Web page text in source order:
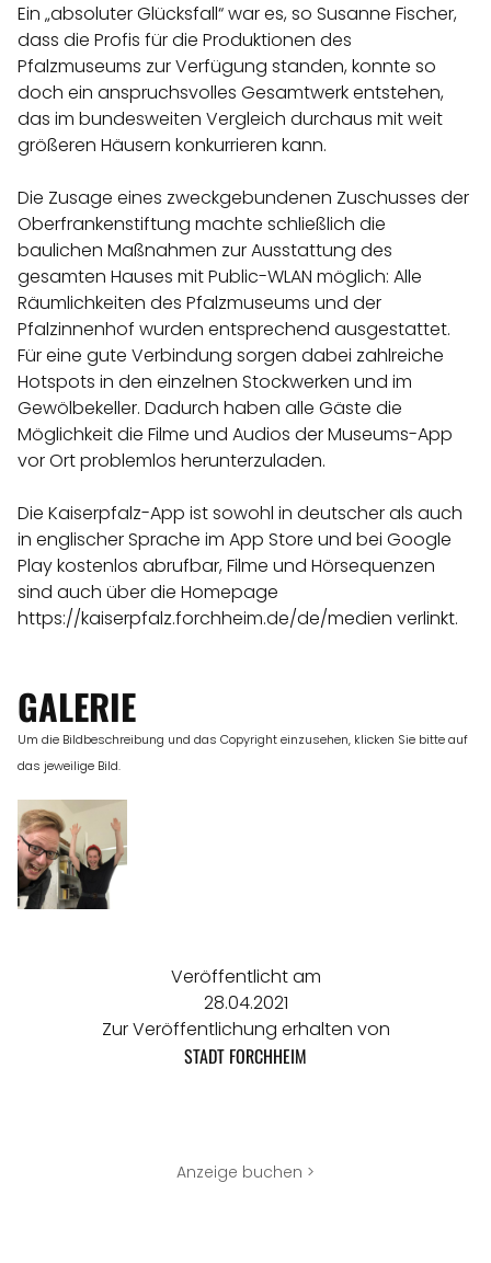
Ein „absoluter Glücksfall“ war es, so Susanne Fischer,
dass die Profis für die Produktionen des
Pfalzmuseums zur Verfügung standen, konnte so
doch ein anspruchsvolles Gesamtwerk entstehen,
das im bundesweiten Vergleich durchaus mit weit
größeren Häusern konkurrieren kann.
Die Zusage eines zweckgebundenen Zuschusses der
Oberfrankenstiftung machte schließlich die
baulichen Maßnahmen zur Ausstattung des
gesamten Hauses mit Public-WLAN möglich: Alle
Räumlichkeiten des Pfalzmuseums und der
Pfalzinnenhof wurden entsprechend ausgestattet.
Für eine gute Verbindung sorgen dabei zahlreiche
Hotspots in den einzelnen Stockwerken und im
Gewölbekeller. Dadurch haben alle Gäste die
Möglichkeit die Filme und Audios der Museums-App
vor Ort problemlos herunterzuladen.
Die Kaiserpfalz-App ist sowohl in deutscher als auch
in englischer Sprache im App Store und bei Google
Play kostenlos abrufbar, Filme und Hörsequenzen
sind auch über die Homepage
https://kaiserpfalz.forchheim.de/de/medien verlinkt.
GALERIE
Um die Bildbeschreibung und das Copyright einzusehen, klicken Sie bitte auf
das jeweilige Bild.
Veröffentlicht am
28.04.2021
Zur Veröffentlichung erhalten von
STADT FORCHHEIM
Anzeige buchen >